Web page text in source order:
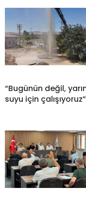
“Bugünün değil,
suyu için çalışıyoruz”